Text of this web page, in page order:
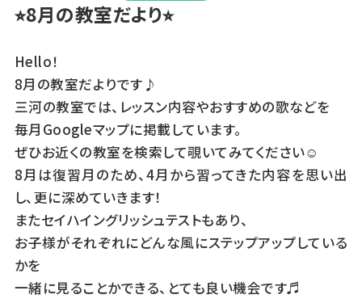
⭐︎8月の教室だより⭐︎
Hello！
8月の教室だよりです♪
三河の教室では、レッスン内容やおすすめの歌などを
毎月Googleマップに掲載しています。
ぜひお近くの教室を検索して覗いてみてください☺︎
8月は復習月のため、4月から習ってきた内容を思い出
し、更に深めていきます！
またセイハイングリッシュテストもあり、
お子様がそれぞれにどんな風にステップアップしている
かを
一緒に見ることかできる、とても良い機会です♬